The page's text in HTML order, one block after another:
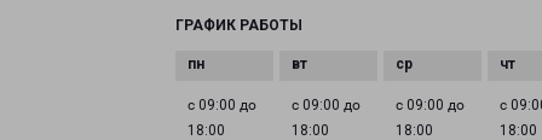
ГРАФИК РАБОТЫ
с 09:00 до
18:00
с 09:00 до
18:00
с 09:00 до
18:00
с
18:00